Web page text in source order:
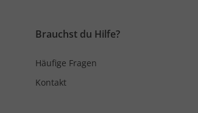
Brauchst du Hilfe?
Häufige Fragen
Kontakt